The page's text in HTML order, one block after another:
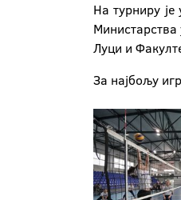
На турниру
Луци и
За најбољу